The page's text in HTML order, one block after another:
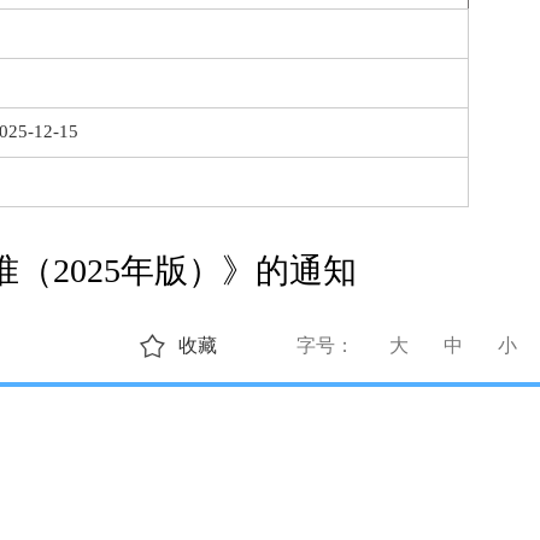
12-15
2025年版）》的通知
字号： 大 中 小
收藏